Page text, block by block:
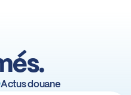
Actus douane